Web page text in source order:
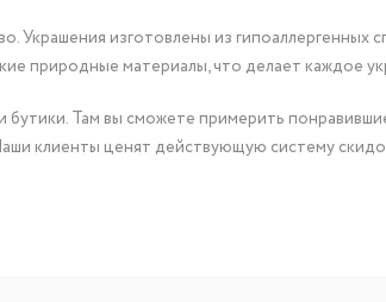
Украшения изготовлены из
природные материалы, что делает каждое
Там вы сможете примерить
клиенты ценят действующую систему